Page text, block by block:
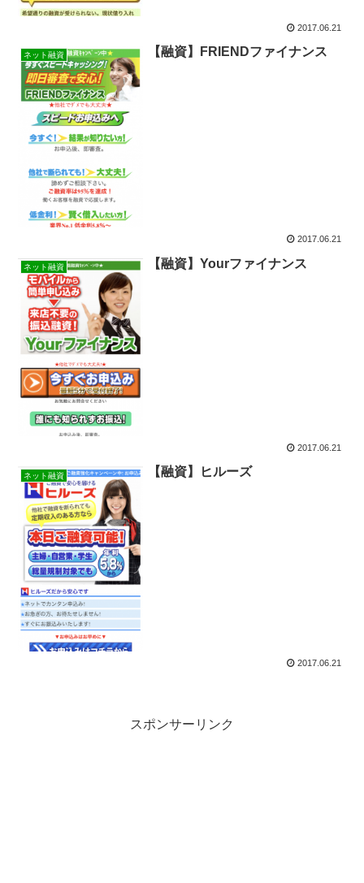
2017.06.21
ネット融資 【融資】FRIENDファイナンス
2017.06.21
ネット融資 【融資】Yourファイナンス
2017.06.21
ネット融資 【融資】ヒルーズ
2017.06.21
スポンサーリンク